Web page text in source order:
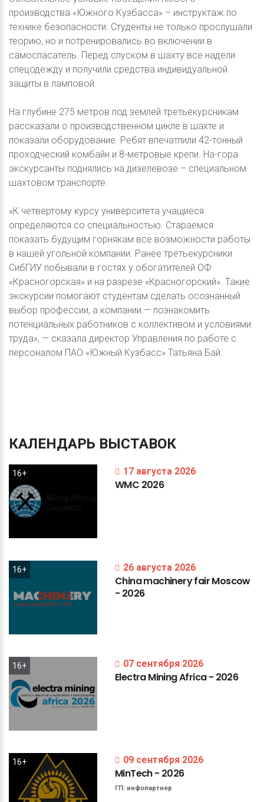
производства «Южного Кузбасса» – инструктаж по
технике безопасности. Студенты не только прослушали
теорию, но и потренировались во включении в
самоспасатель. Перед спуском в шахту все надели
спецодежду и получили средства индивидуальной
защиты в ламповой.
На глубине 275 метров под землей третьекурсникам
рассказали о производственном цикле в шахте и
показали оборудование. Ребят впечатлили 42-тонный
проходческий комбайн и 8-метровые крепи. На-гора
экскурсанты поднялись на дизелевозе – специальном
шахтовом транспорте.
«К четвертому курсу университета учащиеся
определяются со специальностью. Стараемся
показать будущим горнякам все возможности работы
в нашей угольной компании. Ранее третьекурсники
СибГИУ побывали в гостях у обогатителей ОФ
«Красногорская» и на разрезе «Красногорский». Такие
экскурсии помогают студентам сделать осознанный
выбор профессии, а компании — познакомить
потенциальных работников с коллективом и условиями
труда», — сказала директор Управления по работе с
персоналом ПАО «Южный Кузбасс» Татьяна Бай.
КАЛЕНДАРЬ ВЫСТАВОК
16+ 17 августа 2026
WMC 2026
16+ 26 августа 2026
ChinamachineryfairMoscow
- 2026
16+ 07 сентября 2026
ElectraMiningAfrica- 2026
16+ 09 сентября 2026
MinTech- 2026
ГП: инфопартнер